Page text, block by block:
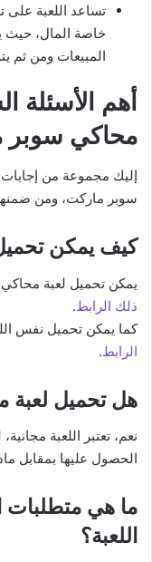
تساعد اللعبة على
خاصة المال، حيث
المبيعات ومن ثم
أهم الأسئلة
محاكي سوبر
إليك مجموعة من
سوبر ماركت، ومن
كيف يمكن
يمكن تحميل لعبة
ذلك الرابط.
كما يمكن تحميل نفس
الرابط.
هل تحميل لعبة
نعم، تعتبر اللعبة
الحصول عليها بمقابل
ما هي متطلبات
اللعبة؟